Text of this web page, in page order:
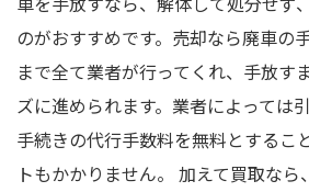
のがおすすめです。売却なら廃車の
まで全て業者が行ってくれ、手放す
ズに進められます。業者によっては
手続きの代行手数料を無料とするこ
トもかかりません。 加えて買取な